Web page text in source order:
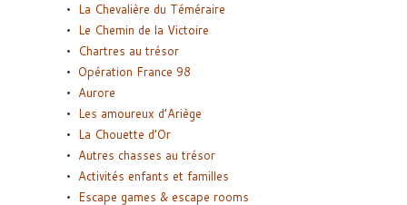
La Chevalière du Téméraire
Le Chemin de la Victoire
Chartres au trésor
Opération France 98
Aurore
Les amoureux d’Ariège
La Chouette d’Or
Autres chasses au trésor
Activités enfants et familles
Escape games & escape rooms